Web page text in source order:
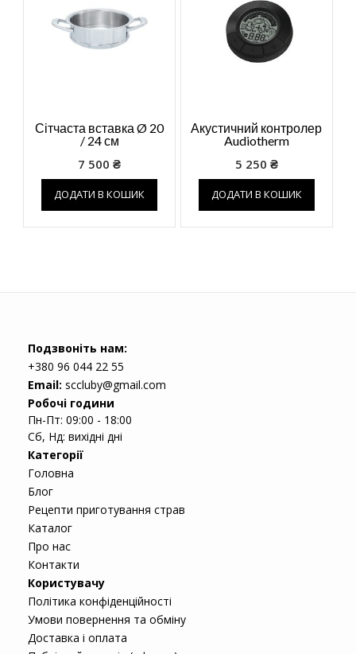
Сітчаста вставка Ø 20
/ 24 см
7 500₴
ДОДАТИ В КОШИК
Акустичний контролер
Audiotherm
5 250 ₴
ДОДАТИ В КОШИК
Подзвоніть нам:
+380 96 044 22 55
Email: sccluby@gmail.com
Робочі години
Пн-Пт: 09:00 - 18:00
Сб, Нд: вихідні дні
Категорії
Головна
Блог
Рецепти приготування страв
Каталог
Про нас
Контакти
Користувачу
Політика конфіденційності
Умови повернення та обміну
Доставка і оплата